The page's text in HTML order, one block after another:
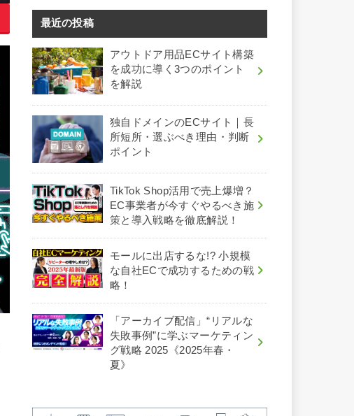
最近の投稿
アウトドア用品ECサイト構築
を成功に導く3つのポイント
を解説
独自ドメインのECサイト｜長
所短所・選ぶべき理由・判断
ポイント
TikTok Shop活用で売上爆増？
EC事業者が今すぐやるべき施
策と導入戦略を徹底解説！
モールに出店するな!? 小規模
な自社ECで成功するための戦
略！
「アーカイブ配信」“リアルな
失敗事例”に学ぶマーケティン
グ戦略 2025《2025年春・
夏》